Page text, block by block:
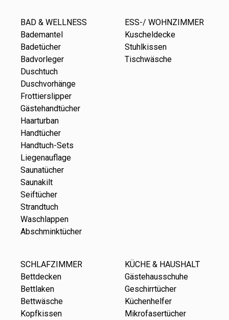
BAD & WELLNESS
Bademantel
Badetücher
Badvorleger
Duschtuch
Duschvorhänge
Frottierslipper
Gästehandtücher
Haarturban
Handtücher
Handtuch-Sets
Liegenauflage
Saunatücher
Saunakilt
Seiftücher
Strandtuch
Waschlappen
Abschminktücher
ESS-/ WOHNZIMMER
Kuscheldecke
Stuhlkissen
Tischwäsche
SCHLAFZIMMER
Bettdecken
Bettlaken
Bettwäsche
Kopfkissen
KÜCHE & HAUSHALT
Gästehausschuhe
Geschirrtücher
Küchenhelfer
Mikrofasertücher